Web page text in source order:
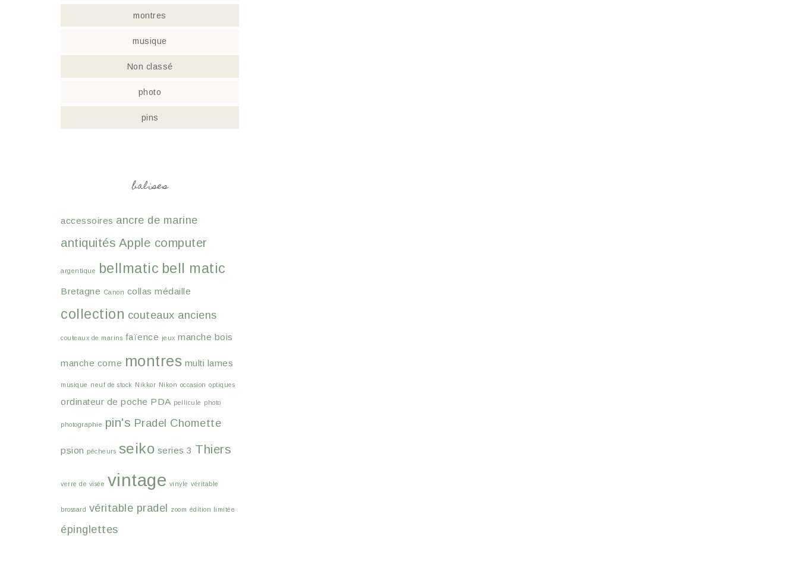
montres
musique
Non classé
photo
pins
balises
accessoires ancre de marine
antiquités Apple computer
argentique bellmatic bell matic
Bretagne Canon collas médaille
collection couteaux anciens
couteaux de marins faïence jeux manche bois
manche corne montres multi lames
musique neuf de stock Nikkor Nikon occasion optiques
ordinateur de poche PDA pellicule photo
photographie pin's Pradel Chomette
psion pêcheurs seiko series 3 Thiers
verre de visée vintage vinyle véritable
brossard véritable pradel zoom édition limitée
épinglettes